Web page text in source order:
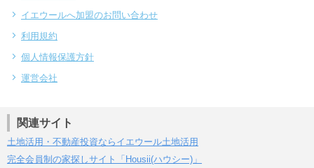
イエウールへ加盟のお問い合わせ
利用規約
個人情報保護方針
運営会社
関連サイト
土地活用・不動産投資ならイエウール土地活用
完全会員制の家探しサイト「Housii(ハウシー)」